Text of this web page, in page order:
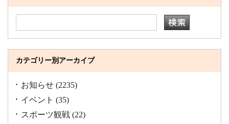
カテゴリー別アーカイブ
お知らせ (2235)
イベント (35)
スポーツ観戦 (22)